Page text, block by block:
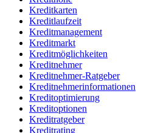
Kreditkarten
Kreditlaufzeit
Kreditmanagement
Kreditmarkt
Kreditmöglichkeiten
Kreditnehmer
Kreditnehmer-Ratgeber
Kreditnehmerinformationen
Kreditoptimierung
Kreditoptionen
Kreditratgeber
Kreditrating